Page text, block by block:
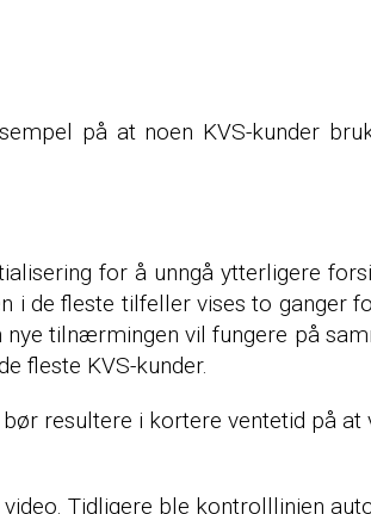
på at noen KVS-kunder
for å unngå ytterligere
i de fleste tilfeller vises to ganger
nye tilnærmingen vil fungere på
fleste KVS-kunder.
resultere i kortere ventetid på at
Tidligere ble kontrolllinjen